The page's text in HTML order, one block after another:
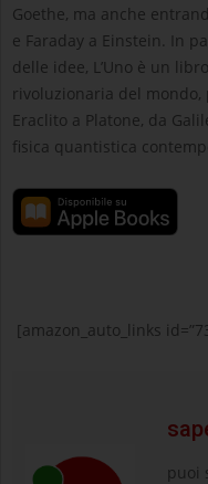
Goethe, ma anche
e Faraday a Einstein. In
delle idee, L’Uno è un
rivoluzionaria del
Eraclito a Platone, da
fisica quantistica
[amazon_auto_links
puoi